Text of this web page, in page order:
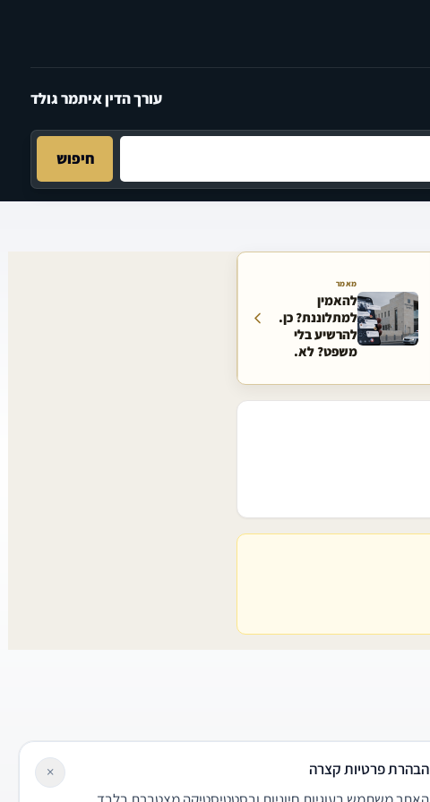
עורך הדין איתמר גולד
חיפוש
מאמר
להאמין
למתלוננת? כן.
להרשיע בלי
משפט? לא.
הבהרת פרטיות קצרה
×